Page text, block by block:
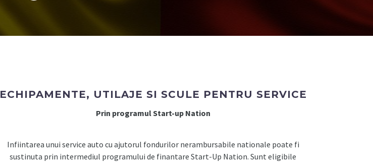
ECHIPAMENTE, UTILAJE SI SCULE PENTRU SERVICE
Prin programul Start-up Nation
Infiintarea unui service auto cu ajutorul fondurilor nerambursabile nationale poate fi
sustinuta prin intermediul programului de finantare Start-Up Nation. Sunt eligibile